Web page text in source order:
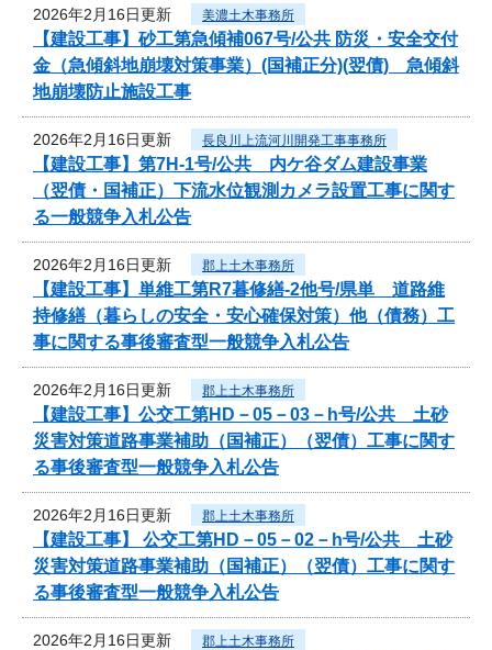
2026年2月16日更新 美濃土木事務所
【建設工事】砂工第急傾補067号/公共 防災・安全交付
金（急傾斜地崩壊対策事業）(国補正分)(翌債) 急傾斜
地崩壊防止施設工事
2026年2月16日更新 長良川上流河川開発工事事務所
【建設工事】第7H-1号/公共 内ケ谷ダム建設事業
（翌債・国補正）下流水位観測カメラ設置工事に関す
る一般競争入札公告
2026年2月16日更新 郡上土木事務所
【建設工事】単維工第R7暮修繕-2他号/県単 道路維
持修繕（暮らしの安全・安心確保対策）他（債務）工
事に関する事後審査型一般競争入札公告
2026年2月16日更新 郡上土木事務所
【建設工事】公交工第HD－05－03－h号/公共 土砂
災害対策道路事業補助（国補正）（翌債）工事に関す
る事後審査型一般競争入札公告
2026年2月16日更新 郡上土木事務所
【建設工事】 公交工第HD－05－02－h号/公共 土砂
災害対策道路事業補助（国補正）（翌債）工事に関す
る事後審査型一般競争入札公告
2026年2月16日更新 郡上土木事務所